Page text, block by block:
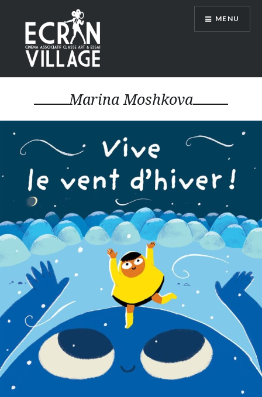
contenu
principal
ÉCRAN VILLAGE
MENU
Marina Moshkova